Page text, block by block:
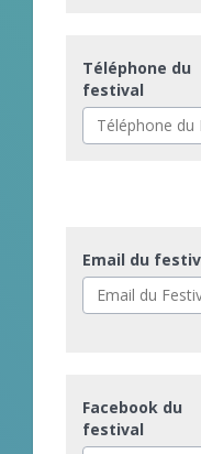
Téléphone du
festival
Email du
Facebook du
festival